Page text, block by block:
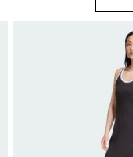
ほしいものリストに追加